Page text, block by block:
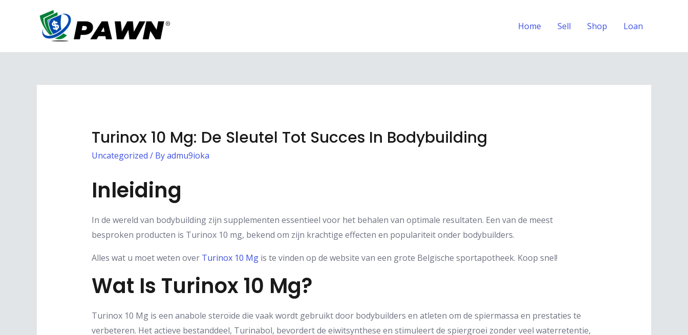
Home Sell Shop Loan
Turinox 10 Mg: De Sleutel Tot Succes In Bodybuilding
Uncategorized / Byadmu9ioka
Inleiding
In de wereld van bodybuilding zijn supplementen essentieel voor het behalen van optimale resultaten. Een van de meest
besproken producten is Turinox 10 mg, bekend om zijn krachtige effecten en populariteit onder bodybuilders.
Alles wat u moet weten over Turinox 10 Mgis te vinden op de website van een grote Belgische sportapotheek. Koop snel!
Wat Is Turinox 10 Mg?
Turinox 10 Mg is een anabole steroïde die vaak wordt gebruikt door bodybuilders en atleten om de spiermassa en prestaties te
verbeteren. Het actieve bestanddeel, Turinabol, bevordert de eiwitsynthese en stimuleert de spiergroei zonder veel waterretentie,